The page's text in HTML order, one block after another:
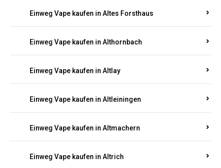
Einweg Vape kaufen in Altes Forsthaus
Einweg Vape kaufen in Althornbach
Einweg Vape kaufen in Altlay
Einweg Vape kaufen in Altleiningen
Einweg Vape kaufen in Altmachern
Einweg Vape kaufen in Altrich